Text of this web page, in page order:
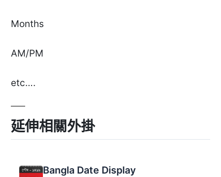
Months
AM/PM
etc….
延伸相關外掛
Bangla Date Display